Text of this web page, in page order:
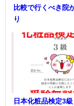
比較で行くべき院
り
日本化粧品検定3